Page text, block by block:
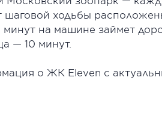
ходьбы
на машине займет
— 10 минут.
о ЖК Eleven с